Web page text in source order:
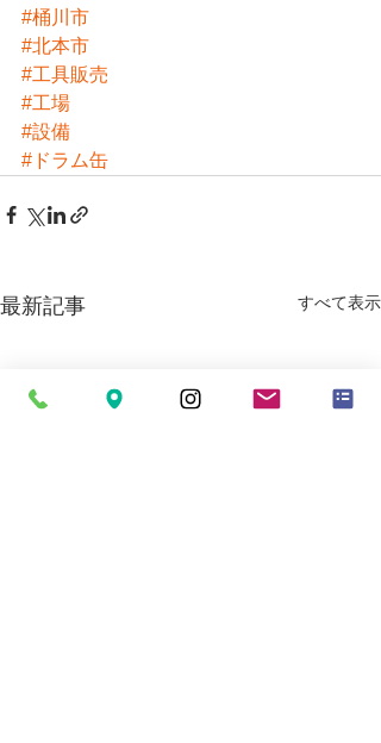
#桶川市
#北本市
#工具販売
#工場
#設備
#ドラム缶
最新記事 すべて表示